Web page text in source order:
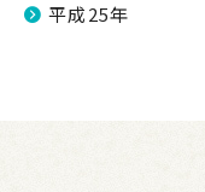
平成25年